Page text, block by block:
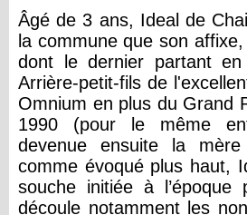
Âgé de 3 ans, Ideal de
la commune que son
dont le dernier partant
Arrière-petit-fils de
Omnium en plus du Grand
1990 (pour le même
devenue ensuite la
comme évoqué plus haut,
souche initiée à l’époque
découle notamment les